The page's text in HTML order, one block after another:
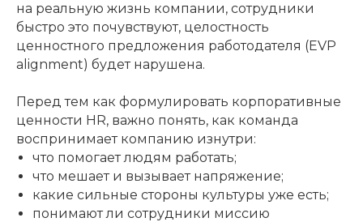
на реальную жизнь компании, сотрудники
быстро это почувствуют, целостность
ценностного предложения работодателя (EVP
alignment) будет нарушена.
Перед тем как формулировать корпоративные
ценности HR, важно понять, как команда
воспринимает компанию изнутри:
что помогает людям работать;
что мешает и вызывает напряжение;
какие сильные стороны культуры уже есть;
понимают ли сотрудники миссию